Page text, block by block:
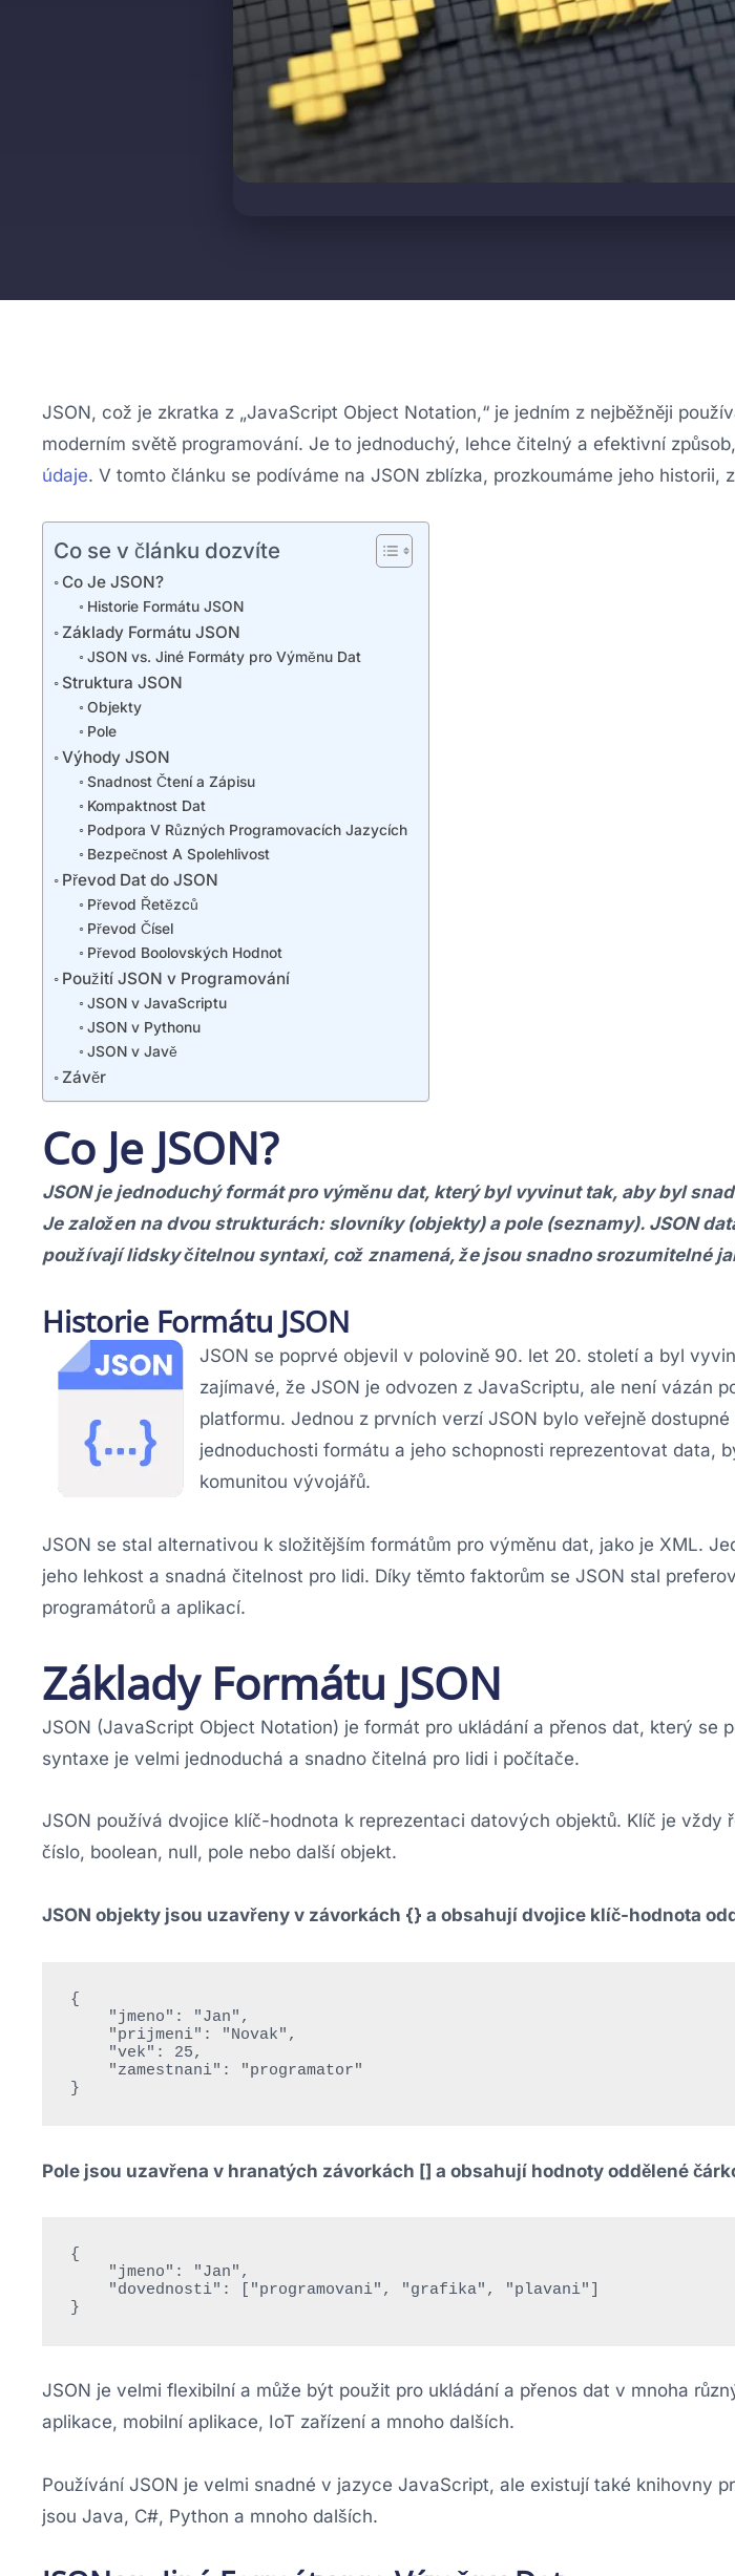
JSON, což je zkratka z „JavaScript Object Notation,“ je jedním z nejběžněji
moderním světě programování. Je to jednoduchý, lehce čitelný a efektivní
údaje. V tomto článku se podíváme na JSON zblízka, prozkoumáme jeho historii,
Co se v článku dozvíte
Co Je JSON?
Historie Formátu JSON
Základy Formátu JSON
JSON vs. Jiné Formáty pro Výměnu Dat
Struktura JSON
Objekty
Pole
Výhody JSON
Snadnost Čtení a Zápisu
Kompaktnost Dat
Podpora V Různých Programovacích Jazycích
Bezpečnost A Spolehlivost
Převod Dat do JSON
Převod Řetězců
Převod Čísel
Převod Boolovských Hodnot
Použití JSON v Programování
JSON v JavaScriptu
JSON v Pythonu
JSON v Javě
Závěr
Co Je JSON?
JSON je jednoduchý formát pro výměnu dat, který byl vyvinut tak, aby byl
Je založen na dvou strukturách: slovníky (objekty) a pole (seznamy). JSON
používají lidsky čitelnou syntaxi, což znamená, že jsou snadno srozumitelné
Historie Formátu JSON
JSON se poprvé objevil v polovině 90. let 20. století a byl
zajímavé, že JSON je odvozen z JavaScriptu, ale není vázán
platformu. Jednou z prvních verzí JSON bylo veřejně
jednoduchosti formátu a jeho schopnosti reprezentovat data,
komunitou vývojářů.
JSON se stal alternativou k složitějším formátům pro výměnu dat, jako je XML.
jeho lehkost a snadná čitelnost pro lidi. Díky těmto faktorům se JSON stal
programátorů a aplikací.
Základy Formátu JSON
JSON (JavaScript Object Notation) je formát pro ukládání a přenos dat, který se
syntaxe je velmi jednoduchá a snadno čitelná pro lidi i počítače.
JSON používá dvojice klíč-hodnota k reprezentaci datových objektů. Klíč je vždy
číslo, boolean, null, pole nebo další objekt.
JSON objekty jsou uzavřeny v závorkách {} a obsahují dvojice klíč-hodnota
{
Pole jsou uzavřena v hranatých závorkách [] a obsahují hodnoty oddělené
{
JSON je velmi flexibilní a může být použit pro ukládání a přenos dat v mnoha
aplikace, mobilní aplikace, IoT zařízení a mnoho dalších.
Používání JSON je velmi snadné v jazyce JavaScript, ale existují také knihovny
jsou Java, C#, Python a mnoho dalších.